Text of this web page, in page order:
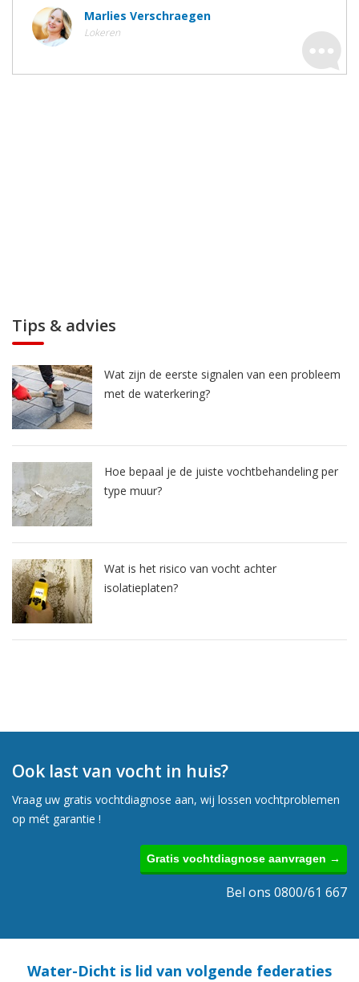
Marlies Verschraegen
Lokeren
Tips & advies
Wat zijn de eerste signalen van een probleem
met de waterkering?
Hoe bepaal je de juiste vochtbehandeling per
type muur?
Wat is het risico van vocht achter
isolatieplaten?
Ook last van vocht in huis?
Vraag uw gratis vochtdiagnose aan, wij lossen vochtproblemen
op mét garantie !
Gratis vochtdiagnose aanvragen →
Bel ons 0800/61 667
Water-Dicht is lid van volgende federaties